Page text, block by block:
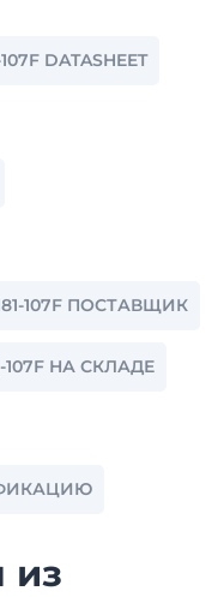
DATASHEET
107F ПОСТАВЩИК
107F НА СКЛАДЕ
из